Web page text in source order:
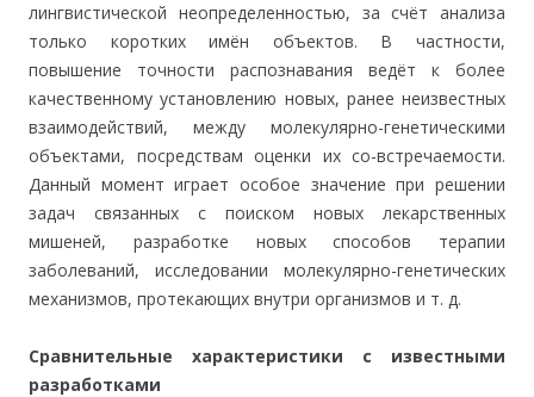
лингвистической неопределенностью, за счёт анализа
только коротких имён объектов. В частности,
повышение точности распознавания ведёт к более
качественному установлению новых, ранее неизвестных
взаимодействий, между молекулярно-генетическими
объектами, посредствам оценки их со-встречаемости.
Данный момент играет особое значение при решении
задач связанных с поиском новых лекарственных
мишеней, разработке новых способов терапии
заболеваний, исследовании молекулярно-генетических
механизмов, протекающих внутри организмов и т. д.
Сравнительные характеристики с известными
разработками